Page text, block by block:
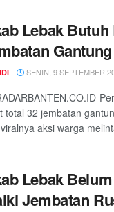
Lebak
SENIN, 9 SEPTEMBER
total 32 jembatan
aksi warga
Lebak
Jembatan